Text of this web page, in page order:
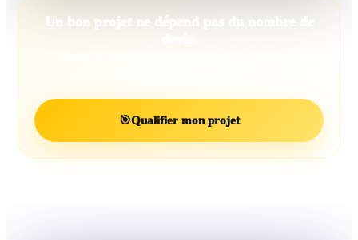
Un bon projet ne dépend pas du nombre de
🎯Qualifier mon projet